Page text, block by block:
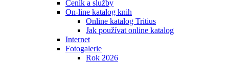
Ceník a služby
On-line katalog knih
Online katalog Tritius
Jak používat online katalog
Internet
Fotogalerie
Rok 2026